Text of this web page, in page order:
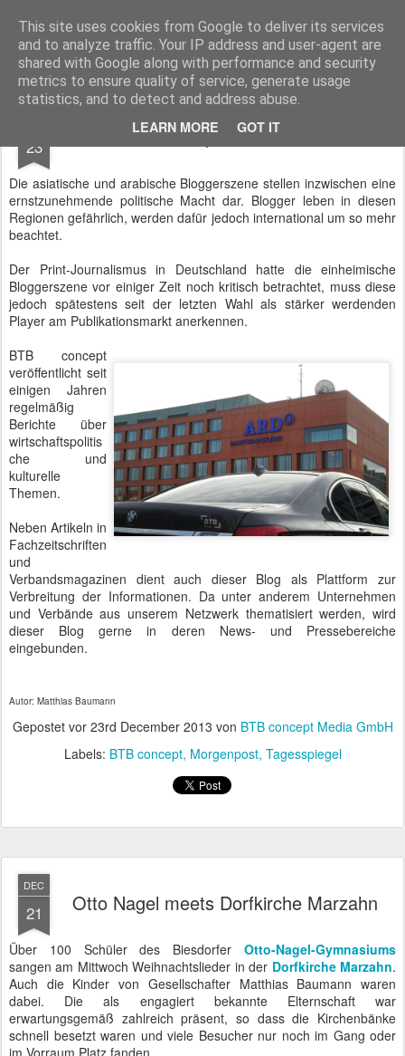
This site uses cookies from Google to deliver its services
and to analyze traffic. Your IP address and user-agent are
shared with Google along with performance and security
metrics to ensure quality of service, generate usage
statistics, and to detect and address abuse.
LEARN MORE GOT IT
BTB concept Media GmbH Presseberichte zu Bundespolitik, Diplomatie, Sicherheitspolitik, Wirtschaft, Fahrzeugtechnik und IT - Pressedienst, Fachartikel, Bildredaktion, O-Ton-Videos
23 BTB concept in der Presse
Die asiatische und arabische Bloggerszene stellen inzwischen eine
ernstzunehmende politische Macht dar. Blogger leben in diesen
Regionen gefährlich, werden dafür jedoch international um so mehr
beachtet.
Der Print-Journalismus in Deutschland hatte die einheimische
Bloggerszene vor einiger Zeit noch kritisch betrachtet, muss diese
jedoch spätestens seit der letzten Wahl als stärker werdenden
Player am Publikationsmarkt anerkennen.
BTB concept
veröffentlicht seit
einigen Jahren
regelmäßig
Berichte über
wirtschaftspolitis
che und
kulturelle
Themen.
Neben Artikeln in
Fachzeitschriften
und
Verbandsmagazinen dient auch dieser Blog als Plattform zur
Verbreitung der Informationen. Da unter anderem Unternehmen
und Verbände aus unserem Netzwerk thematisiert werden, wird
dieser Blog gerne in deren News- und Pressebereiche
eingebunden.
Autor: Matthias Baumann
Gepostet vor 23rd December 2013 von BTB concept Media GmbH
Labels: BTB concept Morgenpost Tagesspiegel
DEC
21 Otto Nagel meets Dorfkirche Marzahn
Über 100 Schüler des Biesdorfer Otto-Nagel-Gymnasiums
sangen am Mittwoch Weihnachtslieder in der Dorfkirche Marzahn.
Auch die Kinder von Gesellschafter Matthias Baumann waren
dabei. Die als engagiert bekannte Elternschaft war
erwartungsgemäß zahlreich präsent, so dass die Kirchenbänke
schnell besetzt waren und viele Besucher nur noch im Gang oder
im Vorraum Platz fanden.